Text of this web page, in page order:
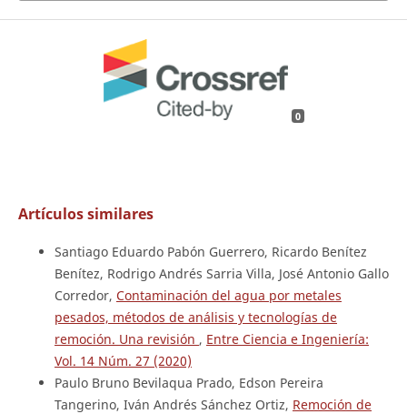
0
Artículos similares
Santiago Eduardo Pabón Guerrero, Ricardo Benítez
Benítez, Rodrigo Andrés Sarria Villa, José Antonio Gallo
Corredor, Contaminación del agua por metales
pesados, métodos de análisis y tecnologías de
remoción. Una revisión , Entre Ciencia e Ingeniería:
Vol. 14 Núm. 27 (2020)
Paulo Bruno Bevilaqua Prado, Edson Pereira
Tangerino, Iván Andrés Sánchez Ortiz, Remoción de